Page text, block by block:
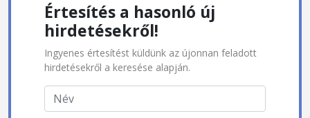
Értesítés a hasonló új
hirdetésekről!
Ingyenes értesítést küldünk az újonnan feladott
hirdetésekről a keresése alapján.